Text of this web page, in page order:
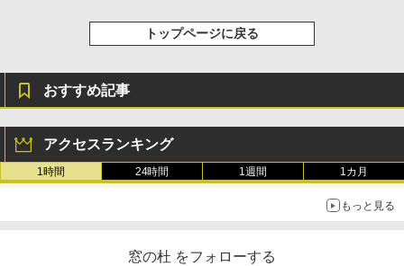
トップページに戻る
おすすめ記事
アクセスランキング
1時間 24時間 1週間 1カ月
もっと見る
窓の杜 をフォローする